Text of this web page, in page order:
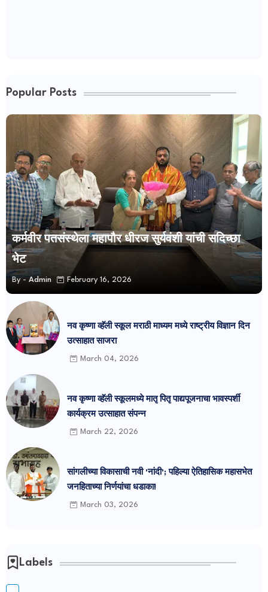
Popular Posts
कर्मवीर पतसंस्थेला महापौर धीरज सुर्यवंशी यांची सदिच्छा
भेट
By - Admin February 16, 2026
नव कृष्णा व्हॅली स्कूल मराठी माध्यम मध्ये राष्ट्रीय विज्ञान दिन
उत्साहात साजरा
March 04, 2026
नव कृष्णा व्हॅली स्कूलमध्ये मातृ पितृ पाद्यपूजनाचा भावस्पर्शी
कार्यक्रम उत्साहात संपन्न
March 22, 2026
सांगलीच्या विकासाची नवी 'नांदी'; पहिल्या ऐतिहासिक महासभेत
जनहिताच्या निर्णयांचा धडाका!
March 03, 2026
Labels